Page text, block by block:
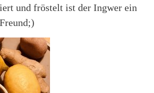
und fröstelt ist der Ingwer ein